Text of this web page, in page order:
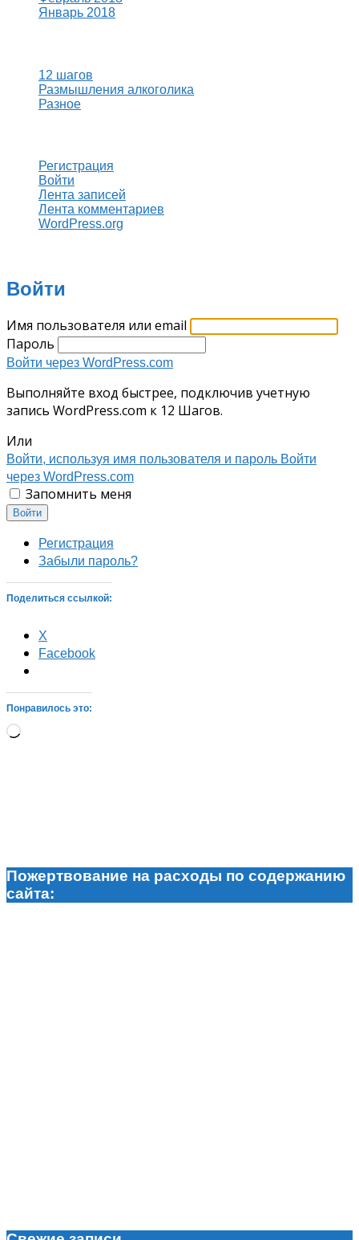
Январь 2018
12 шагов
Размышления алкоголика
Разное
Регистрация
Войти
Лента записей
Лента комментариев
WordPress.org
Войти
Имя пользователя или email
Пароль
Войти через WordPress.com
Выполняйте вход быстрее, подключив учетную
запись WordPress.com к 12 Шагов.
Или
Войти, используя имя пользователя и пароль Войти
через WordPress.com
Запомнить меня
Войти
Регистрация
Забыли пароль?
Поделиться ссылкой:
X
Facebook
Понравилось это:
Загрузка…
Пожертвование на расходы по содержанию
сайта: